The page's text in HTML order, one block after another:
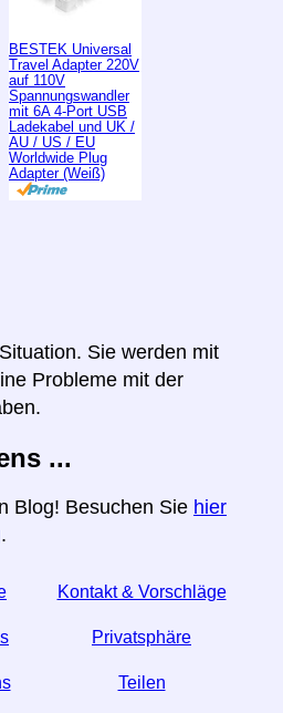
BESTEK Universal
Travel Adapter 220V
auf 110V
Spannungswandler
mit 6A 4-Port USB
Ladekabel und UK /
AU / US / EU
Worldwide Plug
Adapter (Weiß)
Sie werden mit
Probleme mit der
...
Blog! Besuchen Sie hier
.
Kontakt & Vorschläge
Privatsphäre
Teilen